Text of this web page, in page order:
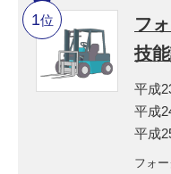
位
フ
技
平成
平成
平成
フォ